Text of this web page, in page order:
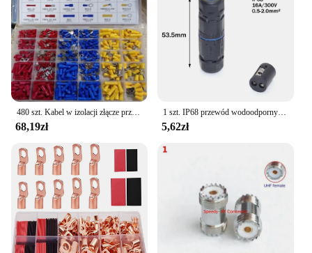
480 szt. Kabel w izolacji złącze przewodu elektrycznego zaciskane kolby kolby pierścieniowe końcówki zestaw widelców wybrane elementy
68,19zł
1 szt. IP68 przewód wodoodporny elektryczna przewód łączący 2Pin 3Pin 4Pin 5Pin szybka blok zacisków złącze lampa LED
5,62zł